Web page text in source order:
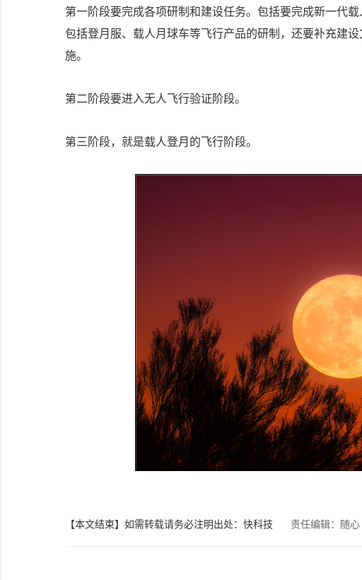
第一阶段要完成各项研制和建设任务。包括要完成新一代
包括登月服、载人月球车等飞行产品的研制，还要补充建
施。
第二阶段要进入无人飞行验证阶段。
第三阶段，就是载人登月的飞行阶段。
【本文结束】如需转载请务必注明出处：快科技 责任编辑：随心